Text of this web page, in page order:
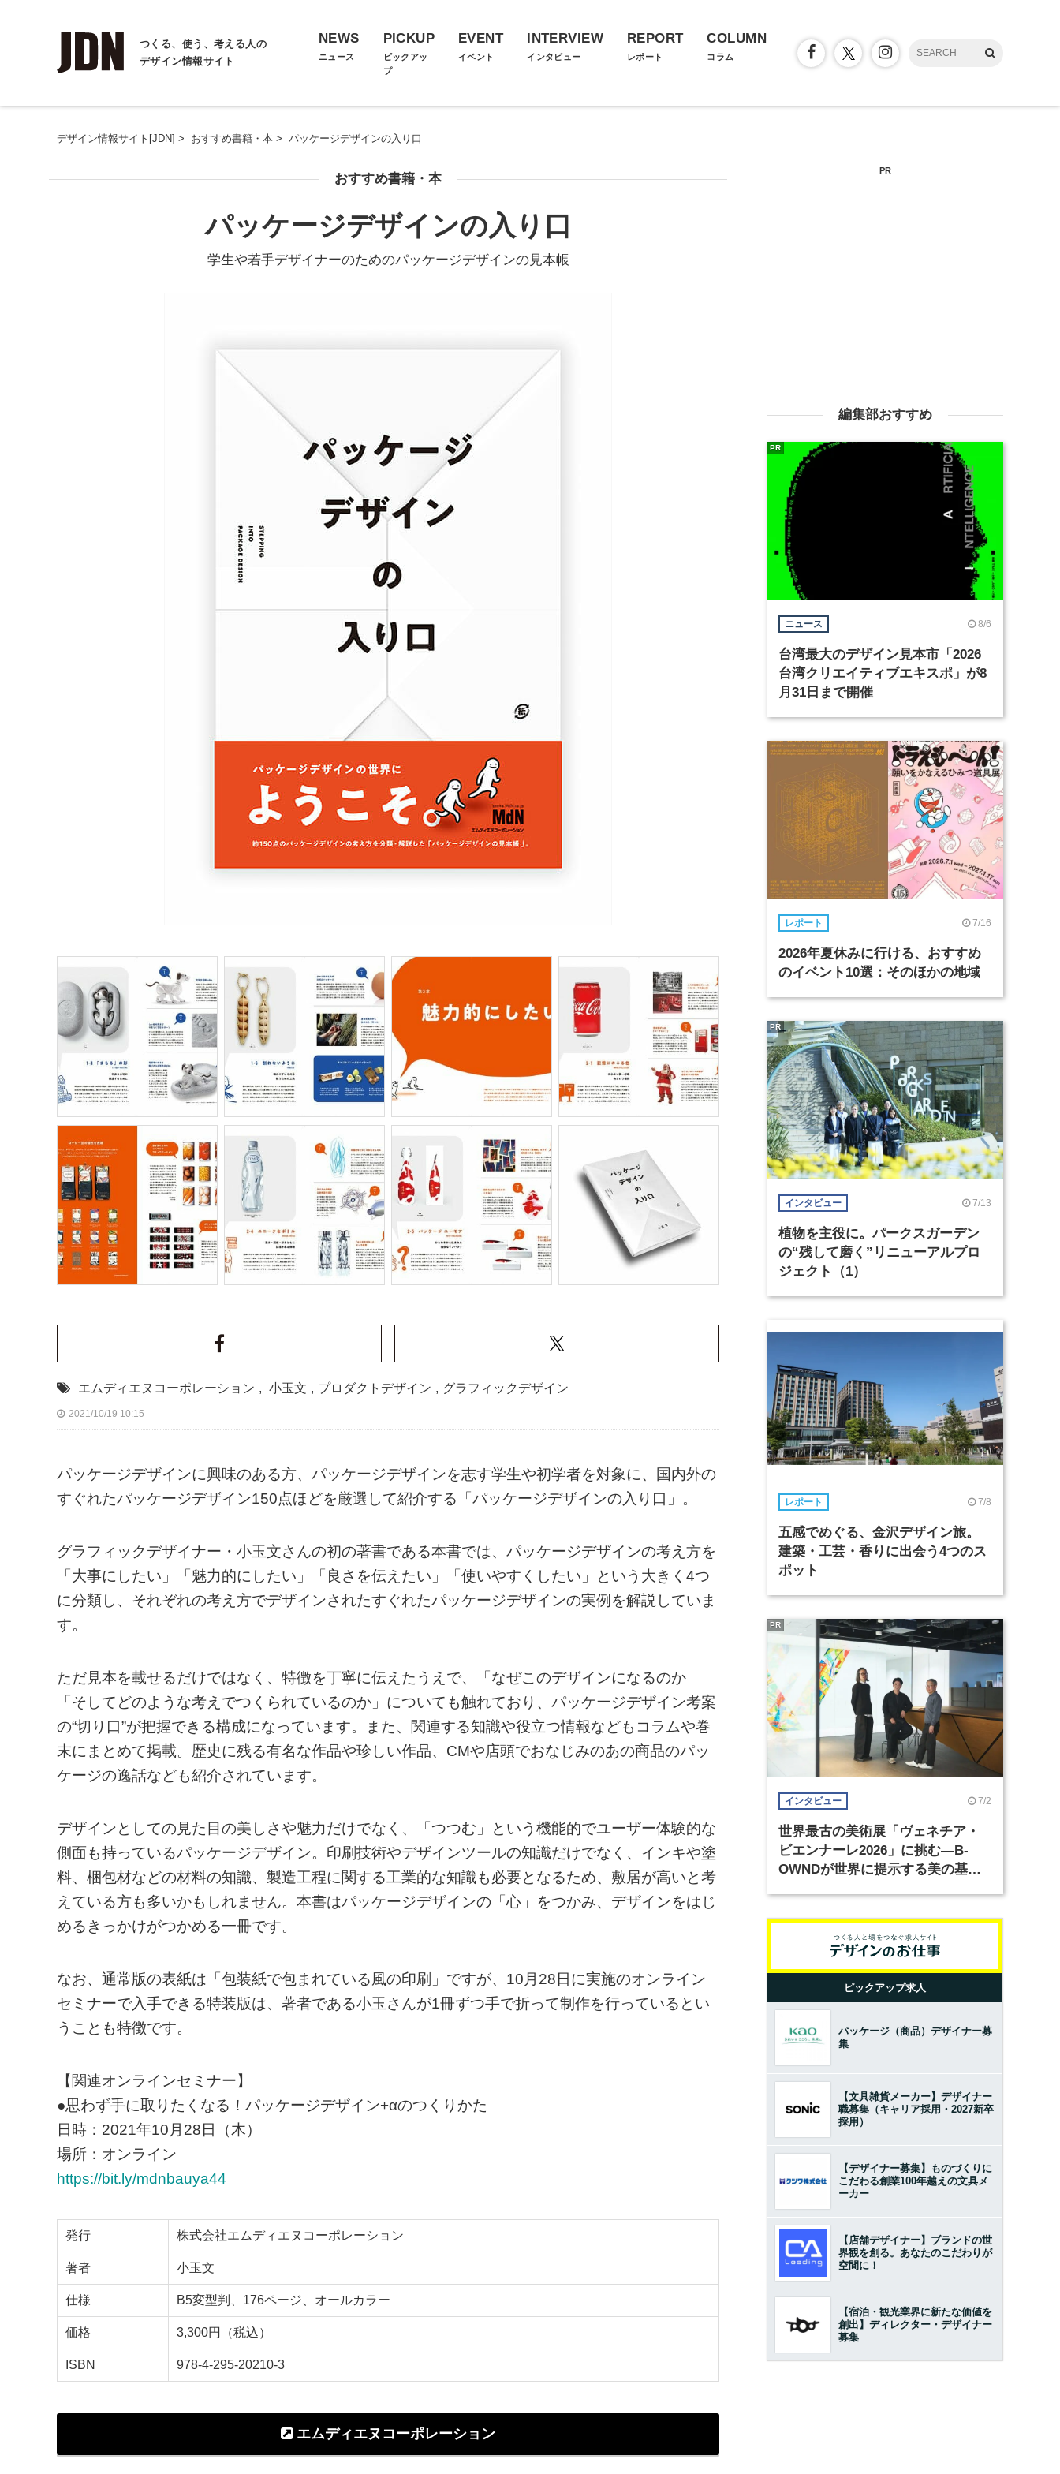
つくる、使う、考える人の
デザイン情報サイト
NEWS
ニュース
PICKUP
ピックアッ
プ
EVENT
イベント
INTERVIEW
インタビュー
REPORT
レポート
COLUMN
コラム
デザイン情報サイト[JDN] > おすすめ書籍・本 > パッケージデザインの⼊り⼝
おすすめ書籍・本
パッケージデザインの⼊り⼝
学生や若手デザイナーのためのパッケージデザインの見本帳
エムディエヌコーポレーション , 小玉文 , プロダクトデザイン , グラフィックデザイン
2021/10/19 10:15
パッケージデザインに興味のある方、パッケージデザインを志す学生や初学者を対象に、国内外の
すぐれたパッケージデザイン150点ほどを厳選して紹介する「パッケージデザインの⼊り⼝」。
グラフィックデザイナー・小玉文さんの初の著書である本書では、パッケージデザインの考え方を
「大事にしたい」「魅力的にしたい」「良さを伝えたい」「使いやすくしたい」という大きく4つ
に分類し、それぞれの考え方でデザインされたすぐれたパッケージデザインの実例を解説していま
す。
ただ見本を載せるだけではなく、特徴を丁寧に伝えたうえで、「なぜこのデザインになるのか」
「そしてどのような考えでつくられているのか」についても触れており、パッケージデザイン考案
の“切り口”が把握できる構成になっています。また、関連する知識や役立つ情報などもコラムや巻
末にまとめて掲載。歴史に残る有名な作品や珍しい作品、CMや店頭でおなじみのあの商品のパッ
ケージの逸話なども紹介されています。
デザインとしての見た目の美しさや魅力だけでなく、「つつむ」という機能的でユーザー体験的な
側面も持っているパッケージデザイン。印刷技術やデザインツールの知識だけでなく、インキや塗
料、梱包材などの材料の知識、製造工程に関する工業的な知識も必要となるため、敷居が高いと考
えている方も多いかもしれません。本書はパッケージデザインの「心」をつかみ、デザインをはじ
めるきっかけがつかめる一冊です。
なお、通常版の表紙は「包装紙で包まれている風の印刷」ですが、10月28日に実施のオンライン
セミナーで入手できる特装版は、著者である小玉さんが1冊ずつ手で折って制作を行っているとい
うことも特徴です。
【関連オンラインセミナー】
●思わず手に取りたくなる！パッケージデザイン+αのつくりかた
日時：2021年10月28日（木）
場所：オンライン
https://bit.ly/mdnbauya44
発行 株式会社エムディエヌコーポレーション
著者 小玉文
仕様 B5変型判、176ページ、オールカラー
価格 3,300円（税込）
ISBN 978-4-295-20210-3
エムディエヌコーポレーション
PR
編集部おすすめ
ニュース 8/6
台湾最大のデザイン見本市「2026
台湾クリエイティブエキスポ」が8
月31日まで開催
PR
レポート 7/16
2026年夏休みに行ける、おすすめ
のイベント10選：そのほかの地域
インタビュー 7/13
植物を主役に。パークスガーデン
の“残して磨く”リニューアルプロ
ジェクト（1）
PR
レポート 7/8
五感でめぐる、金沢デザイン旅。
建築・工芸・香りに出会う4つのス
ポット
インタビュー 7/2
世界最古の美術展「ヴェネチア・
ビエンナーレ2026」に挑む―B-
OWNDが世界に提示する美の基準
PR
ピックアップ求人
パッケージ（商品）デザイナー募
集
【文具雑貨メーカー】デザイナー
職募集（キャリア採用・2027新卒
採用）
【デザイナー募集】ものづくりに
こだわる創業100年越えの文具メ
ーカー
【店舗デザイナー】ブランドの世
界観を創る。あなたのこだわりが
空間に！
【宿泊・観光業界に新たな価値を
創出】ディレクター・デザイナー
募集